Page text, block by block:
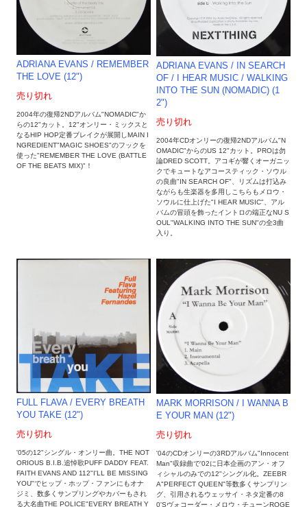
ADRIANA EVANS / REMEMBER
THE LOVE (12")
売り切れ
2004年の復帰2NDアルバム"NOMADIC"か
らの12"カット。12"オンリー・ミックスと
なるHIP HOP定番ブレイクが展開しMAIN I
NGREDIENT"MAGIC SHOES"のフックを
使った"REMEMBER THE LOVE (BATTLE
OF THE BEATS MIX)"！
ADRIANA EVANS / IN SEARCH
OF / I HEAR MUSIC / WALKING
INTO THE SUN (NOMADIC) (1
2")
売り切れ
2004年CDオンリーの復帰2NDアルバム"N
OMADIC"からのUS 12"カット。PROは勿
論DRED SCOTT。アコギが響くオーガニッ
クでキュートなアコースティック・ソウル
の良曲"IN SEARCH OF"、リズムは打込み
ながらも生楽器を多用しこちらもメロウ・
ソウルに仕上げた"I HEAR MUSIC"、アル
バムの冒頭を飾ったイントロの端正なNU S
OUL"WALKING INTO THE SUN"の全3曲
入り。
FULL FLAVA / EVERY BREATH
YOU TAKE (12")
売り切れ
'05の12"シングル・オンリー曲。THE NOT
ORIOUS B.I.B.追悼歌PUFF DADDY FEAT.
FAITH EVANS AND 112"I'LL BE MISSING
YOU"でヒップ・ホップ・ファンにもオナ
ジミ、数多くサンプリングやカバーもされ
る大名曲THE POLICE"EVERY BREATH Y
MARK MORRISON / I WANNA B
E YOUR MAN (12")
売り切れ
'04のCDオンリーの3RDアルバム"Innocent
Man"収録曲で'02に日本企画のアン・オフ
ィシャルのみでの12"シングル化。ZEEBR
A"PERFECT QUEEN"等数多くサンプリン
グ、引用されるウェッサイ・ネタ定番の8
0'Sヴォコーダー・メロウ・チューンROGE